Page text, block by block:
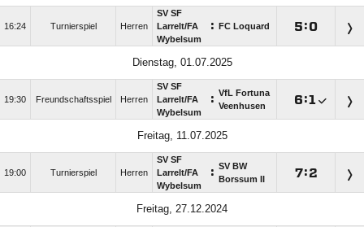
16:24 Turnierspiel Herren
SV SF
Larrelt/​FA
Wybelsum
: FC Loquard :
Dienstag, 01.07.2025
19:30 Freundschaftsspiel Herren
SV SF
Larrelt/​FA
Wybelsum
: VfL Fortuna
Veenhusen
:
Freitag, 11.07.2025
19:00 Turnierspiel Herren
SV SF
Larrelt/​FA
Wybelsum
: SV BW
Borssum II
:
Freitag, 27.12.2024